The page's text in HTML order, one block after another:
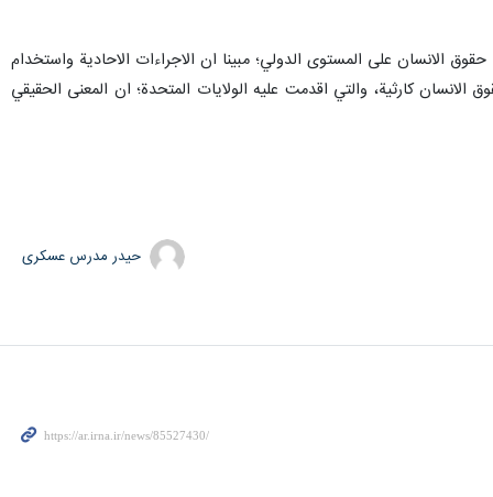
حقوق الانسان على المستوى الدولي؛ مبينا ان الاجراءات الاحادية واستخدام
الانسان كارثية، والتي اقدمت عليه الولايات المتحدة؛ ان المعنى الحقيقي
حیدر مدرس عسکری